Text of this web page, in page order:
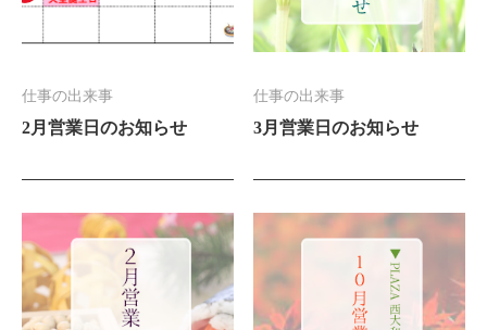
仕事の出来事
2月営業日のお知らせ
仕事の出来事
3月営業日のお知らせ